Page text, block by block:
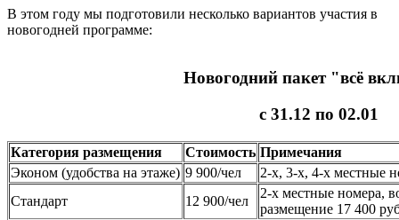
В этом году мы подготовили несколько вариантов участия в
новогодней программе:
Новогодний пакет "всё
с 31.12 по 02.01
Категория размещения Стоимость Примечания
Эконом (удобства на этаже) 9 900/чел
2-х, 3-х, 4-х местные
Стандарт
12 900/чел
2-х местные номера,
размещение 17 400